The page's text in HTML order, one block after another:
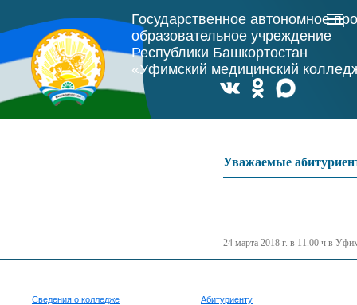
Государственное автономное
образовательное учреждение
Республики Башкортостан
«Уфимский медицинский
Уважаемые
24 марта 2018 г. в 11.00 ч в
Сведения о колледже
Абитуриенту